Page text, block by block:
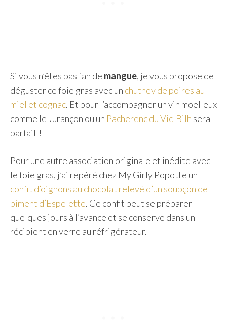
Si vous n’êtes pas fan de mangue, je vous propose de
déguster ce foie gras avec un chutney de poires au
miel et cognac. Et pour l’accompagner un vin moelleux
comme le Jurançon ou un Pacherenc du Vic-Bilh sera
parfait !
Pour une autre association originale et inédite avec
le foie gras, j’ai repéré chez My Girly Popotte un
confit d’oignons au chocolat relevé d’un soupçon de
piment d’Espelette. Ce confit peut se préparer
quelques jours à l’avance et se conserve dans un
récipient en verre au réfrigérateur.